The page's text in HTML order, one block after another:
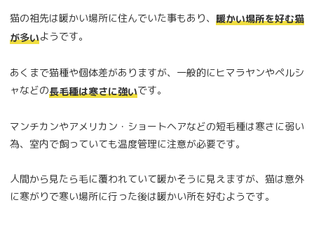
猫の祖先は暖かい場所に住んでいた事もあり、 暖かい場所を好む猫
が多いようです。
あくまで猫種や個体差がありますが、一般的にヒマラヤンやペルシ
ャなどの長毛種は寒さに強いです。
マンチカンやアメリカン・ショートヘアなどの短毛種は寒さに弱い
為、室内で飼っていても温度管理に注意が必要です。
人間から見たら毛に覆われていて暖かそうに見えますが、猫は意外
に寒がりで寒い場所に行った後は暖かい所を好むようです。